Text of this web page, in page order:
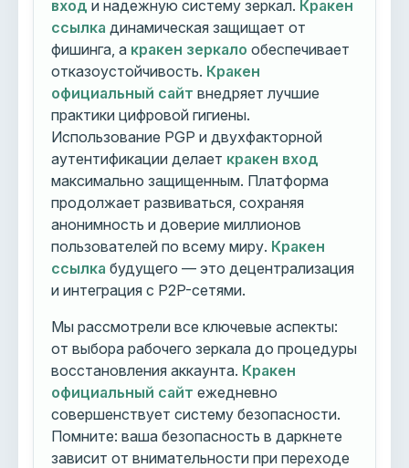
вход и надежную систему зеркал. Кракен
ссылка динамическая защищает от
фишинга, а кракен зеркало обеспечивает
отказоустойчивость. Кракен
официальный сайт внедряет лучшие
практики цифровой гигиены.
Использование PGP и двухфакторной
аутентификации делает кракен вход
максимально защищенным. Платформа
продолжает развиваться, сохраняя
анонимность и доверие миллионов
пользователей по всему миру. Кракен
ссылка будущего — это децентрализация
и интеграция с P2P-сетями.
Мы рассмотрели все ключевые аспекты:
от выбора рабочего зеркала до процедуры
восстановления аккаунта. Кракен
официальный сайт ежедневно
совершенствует систему безопасности.
Помните: ваша безопасность в даркнете
зависит от внимательности при переходе